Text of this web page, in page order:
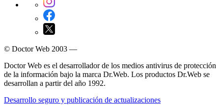
© Doctor Web 2003 —
Doctor Web es el desarrollador de los medios antivirus de protección
de la información bajo la marca Dr.Web. Los productos Dr.Web se
desarrollan a partir del año 1992.
Desarrollo seguro y publicación de actualizaciones